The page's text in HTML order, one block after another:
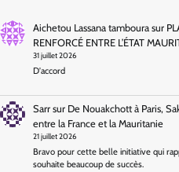
Aichetou Lassana tambourasur
RENFORCÉ ENTRE L’ÉTAT
31 juillet 2026
D'accord
Sarrsur De Nouakchott à Paris,
entre la France et la Mauritanie
21 juillet 2026
Bravo pour cette belle initiative qui
souhaite beaucoup de succès.